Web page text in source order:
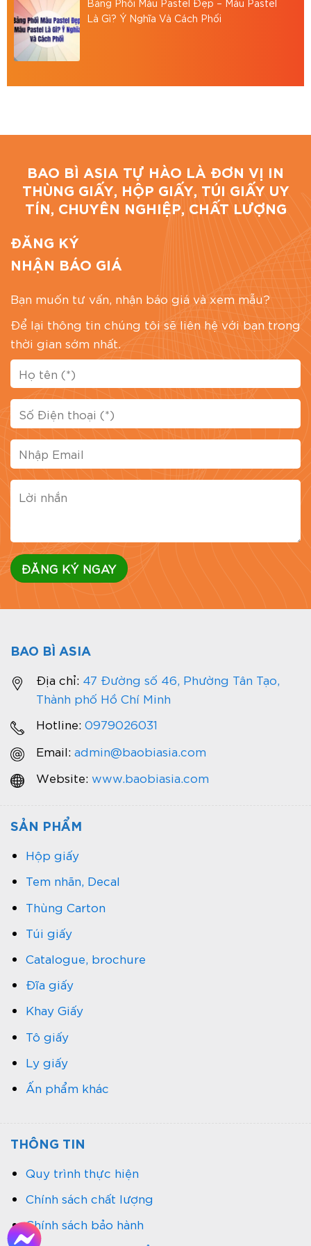
Tư vấn mẫu mã miễn phí, cam kết đúng chất
lượng, đúng tiến độ.
phố Hồ Chí Minh. Chúng tôi cung cấp dịch vụ: in
Địa chỉ: 766/18 Lạc Long Quân, Phường 9, Tân
Bình, TP.HCM
Email: baobiasiavn@gmail.com
Website: https://baobiasia.com
Đánh giá bài viết
Bảng Phối Màu Pastel Đẹp – Màu Pastel
Là Gì? Ý Nghĩa Và Cách Phối
BAO BÌ ASIA TỰ HÀO LÀ ĐƠN VỊ IN
THÙNG GIẤY, HỘP GIẤY, TÚI GIẤY UY
TÍN, CHUYÊN NGHIỆP, CHẤT LƯỢNG
ĐĂNG KÝ
NHẬN BÁO GIÁ
Bạn muốn tư vấn, nhận báo giá và xem mẫu?
Để lại thông tin chúng tôi sẽ liên hệ với bạn trong
thời gian sớm nhất.
BAO BÌ ASIA
Địa chỉ: 47 Đường số 46, Phường Tân Tạo,
Thành phố Hồ Chí Minh
Hotline: 0979026031
Email: admin@baobiasia.com
Website: www.baobiasia.com
SẢN PHẨM
Hộp giấy
Tem nhãn, Decal
Thùng Carton
Túi giấy
Catalogue, brochure
Đĩa giấy
Khay Giấy
Tô giấy
Ly giấy
Ấn phẩm khác
THÔNG TIN
Quy trình thực hiện
Chính sách chất lượng
Chính sách bảo hành